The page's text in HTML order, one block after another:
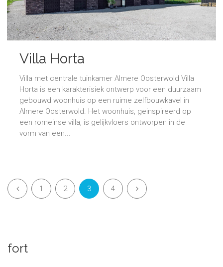
Villa Horta
Villa met centrale tuinkamer Almere Oosterwold Villa
Horta is een karakterisiek ontwerp voor een duurzaam
gebouwd woonhuis op een ruime zelfbouwkavel in
Almere Oosterwold. Het woonhuis, geinspireerd op
een romeinse villa, is gelijkvloers ontworpen in de
vorm van een...
1 2 3 4
fort